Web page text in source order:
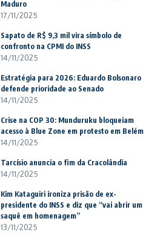
Maduro
17/11/2025
Sapato de R$ 9,3 mil vira símbolo de
confronto na CPMI do INSS
14/11/2025
Estratégia para 2026: Eduardo Bolsonaro
defende prioridade ao Senado
14/11/2025
Crise na COP 30: Munduruku bloqueiam
acesso à Blue Zone em protesto em Belém
14/11/2025
Tarcísio anuncia o fim da Cracolândia
14/11/2025
Kim Kataguiri ironiza prisão de ex-
presidente do INSS e diz que “vai abrir um
saquê em homenagem”
13/11/2025